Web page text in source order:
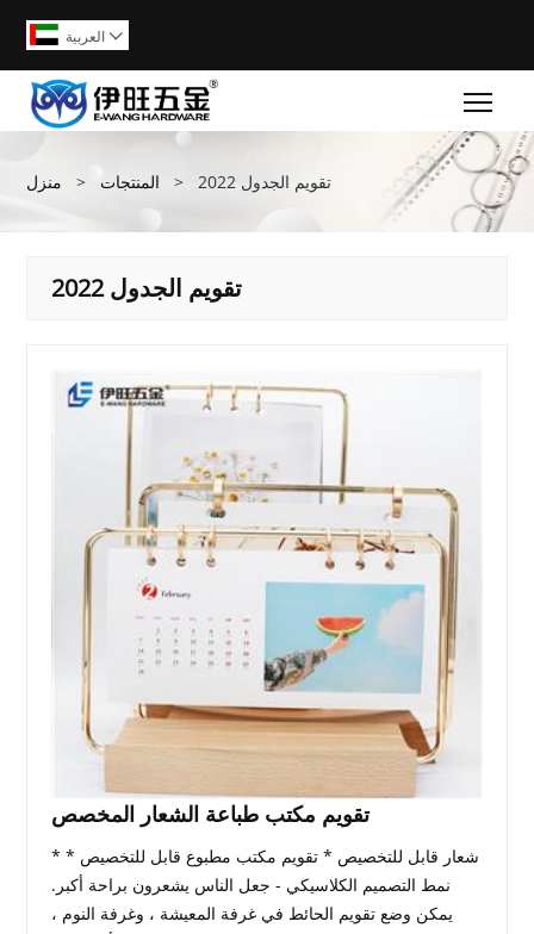
العربية 
منزل > المنتجات > تقويم الجدول 2022
تقويم الجدول 2022
تقويم مكتب طباعة الشعار المخصص
* شعار قابل للتخصيص * تقويم مكتب مطبوع قابل للتخصيص *
نمط التصميم الكلاسيكي - جعل الناس يشعرون براحة أكبر.
يمكن وضع تقويم الحائط في غرفة المعيشة ، وغرفة النوم ،